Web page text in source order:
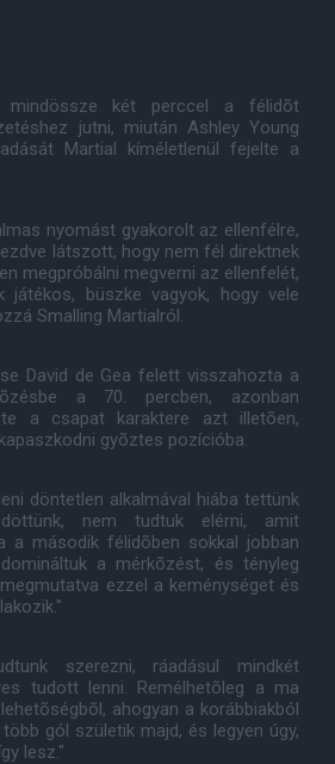
két perccel a félidõt
jutni, miután Ashley Young
Martial kíméletlenül fejelte a
nyomást gyakorolt az ellenfélre,
látszott, hogy nem fél direktnek
megpróbálni megverni az ellenfelét,
játékos, büszke vagyok, hogy vele
Smalling Martialról.
David de Gea felett visszahozta a
a 70. percben, azonban
a csapat karaktere azt illetõen,
gyõztes pozícióba.
döntetlen alkalmával hiába tettünk
nem tudtuk elérni, amit
a második félidõben sokkal jobban
a mérkõzést, és tényleg
ezzel a keménységet és
szerezni, ráadásul mindkét
tudott lenni. Remélhetõleg a ma
ahogyan a korábbiakból
gól születik majd, és legyen úgy,
lesz."